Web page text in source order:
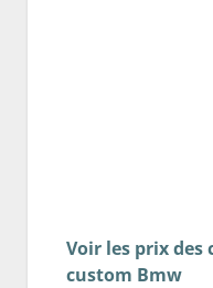
Voir les prix des
custom Bmw